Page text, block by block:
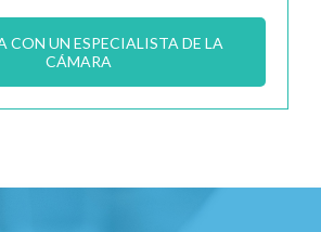
CON UN ESPECIALISTA DE LA
CÁMARA